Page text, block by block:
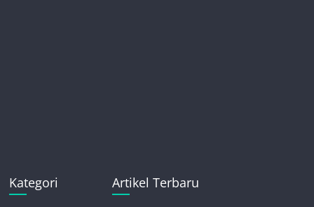
Kategori Artikel Terbaru